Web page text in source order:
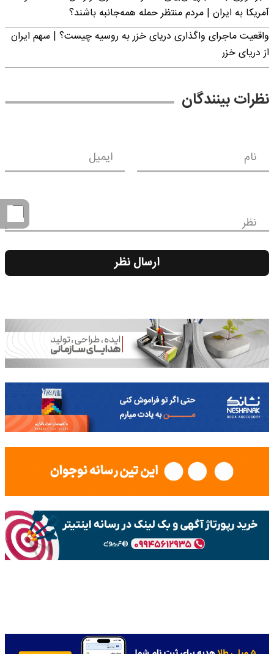
آمریکا به ایران | مردم منتظر حمله همه‌جانبه باشند؟
واقعیت ماجرای واگذاری دریای خزر به روسیه چیست؟ | سهم ایران
از دریای خزر
نظرات بینندگان
نام ایمیل
نظر
ارسال نظر